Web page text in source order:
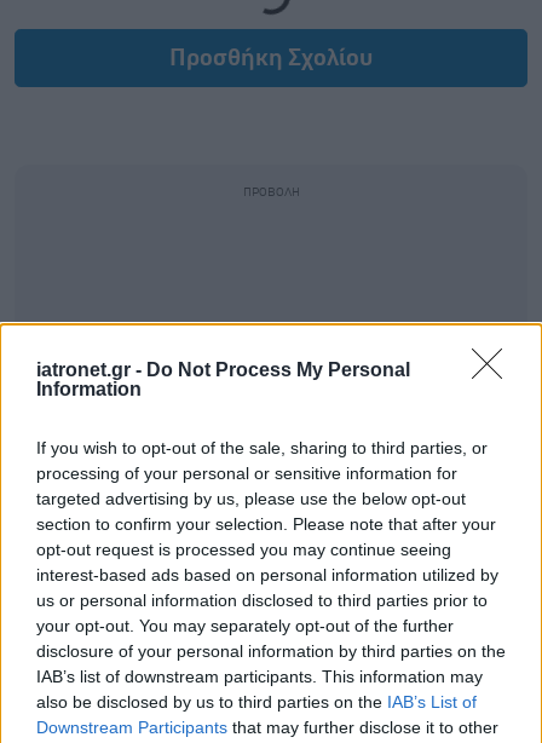
iatronet.gr - Do Not Process My Personal
Information
If you wish to opt-out of the sale, sharing to third parties, or
processing of your personal or sensitive information for
targeted advertising by us, please use the below opt-out
section to confirm your selection. Please note that after your
opt-out request is processed you may continue seeing
interest-based ads based on personal information utilized by
us or personal information disclosed to third parties prior to
your opt-out. You may separately opt-out of the further
disclosure of your personal information by third parties on the
IAB’s list of downstream participants. This information may
also be disclosed by us to third parties on the IAB’s List of
Downstream Participants that may further disclose it to other
Προσθήκη Σχολίου